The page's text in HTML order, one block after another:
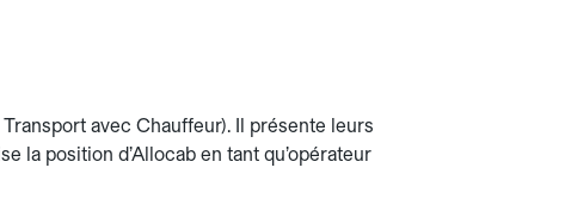
avec Chauffeur). Il présente leurs
la position d’Allocab en tant qu’opérateur